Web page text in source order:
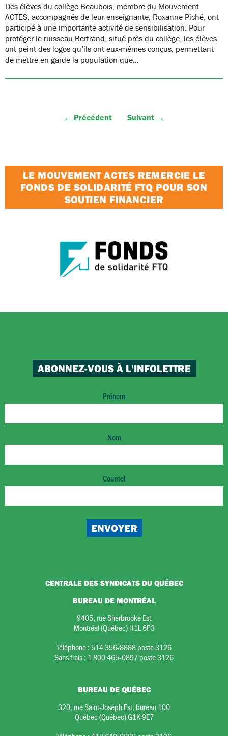
Des élèves du collège Beaubois, membre du Mouvement
ACTES, accompagnés de leur enseignante, Roxanne Piché, ont
participé à une importante activité de sensibilisation. Pour
protéger le ruisseau Bertrand, situé près du collège, les élèves
ont peint des logos qu’ils ont eux-mêmes conçus, permettant
de mettre en garde la population que…
← Précédent Suivant →
LE MOUVEMENT ACTES REMERCIE LE
FONDS DE SOLIDARITÉ FTQ POUR SON
SOUTIEN FINANCIER
ABONNEZ-VOUS À L'INFOLETTRE
Prénom
Nom
Courriel
CENTRALE DES SYNDICATS DU QUÉBEC
BUREAU DE MONTRÉAL
9405, rue Sherbrooke Est
Montréal (Québec) H1L 6P3
Téléphone : 514 356-8888 poste 3126
Sans frais : 1 800 465-0897 poste 3126
BUREAU DE QUÉBEC
320, rue Saint-Joseph Est, bureau 100
Québec (Québec) G1K 9E7